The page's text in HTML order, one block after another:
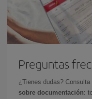
Preguntas
¿Tienes dudas? Consulta
sobre documentación: